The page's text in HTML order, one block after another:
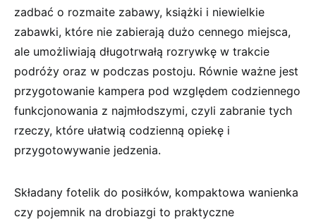
zadbać o rozmaite zabawy, książki i niewielkie
zabawki, które nie zabierają dużo cennego miejsca,
ale umożliwiają długotrwałą rozrywkę w trakcie
podróży oraz w podczas postoju. Równie ważne jest
przygotowanie kampera pod względem codziennego
funkcjonowania z najmłodszymi, czyli zabranie tych
rzeczy, które ułatwią codzienną opiekę i
przygotowywanie jedzenia.
Składany fotelik do posiłków, kompaktowa wanienka
czy pojemnik na drobiazgi to praktyczne